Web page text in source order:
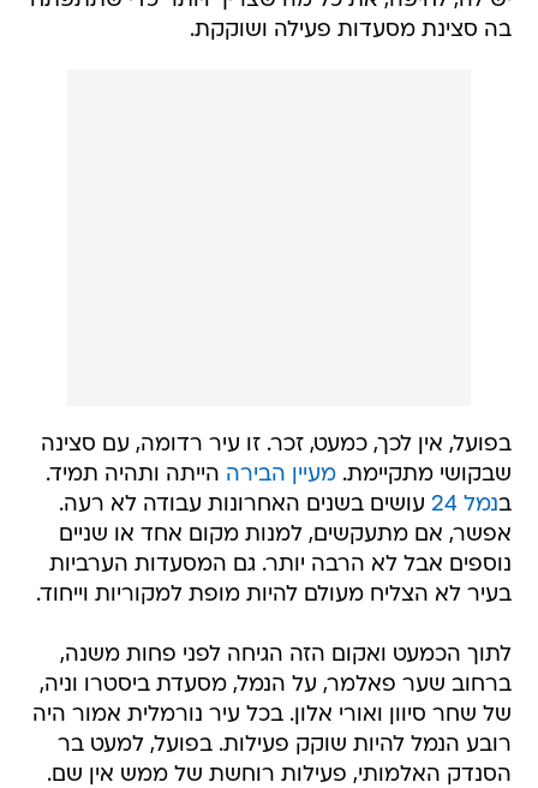
בה סצינת מסעדות פעילה ושוקקת.
בפועל, אין לכך, כמעט, זכר. זו עיר רדומה, עם סצינה
שבקושי מתקיימת.מעיין הבירה הייתה ותהיה תמיד.
בנמל 24
עושים בשנים האחרונות עבודה לא רעה.
אפשר, אם מתעקשים, למנות מקום אחד או שניים
נוספים אבל לא הרבה יותר. גם המסעדות הערביות
בעיר לא הצליח מעולם להיות מופת למקוריות וייחוד.
לתוך הכמעט ואקום הזה הגיחה לפני פחות משנה,
ברחוב שער פאלמר, על הנמל, מסעדת ביסטרו וניה,
של שחר סיוון ואורי אלון. בכל עיר נורמלית אמור היה
רובע הנמל להיות שוקק פעילות. בפועל, למעט בר
הסנדק האלמותי, פעילות רוחשת של ממש אין שם.